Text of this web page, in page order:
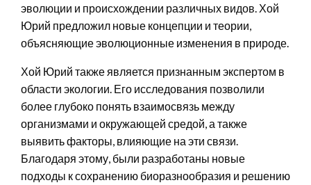
эволюции и происхождении различных видов. Хой
Юрий предложил новые концепции и теории,
объясняющие эволюционные изменения в природе.
Хой Юрий также является признанным экспертом в
области экологии. Его исследования позволили
более глубоко понять взаимосвязь между
организмами и окружающей средой, а также
выявить факторы, влияющие на эти связи.
Благодаря этому, были разработаны новые
подходы к сохранению биоразнообразия и решению